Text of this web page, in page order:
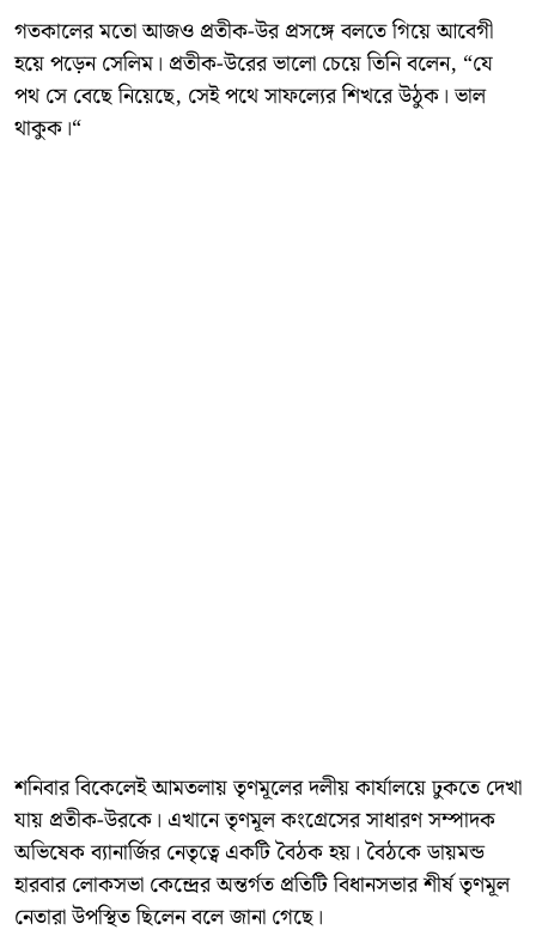
গতকালের মতো আজও প্রতীক-উর প্রসঙ্গে বলতে গিয়ে আবেগী
হয়ে পড়েন সেলিম। প্রতীক-উরের ভালো চেয়ে তিনি বলেন, “যে
পথ সে বেছে নিয়েছে, সেই পথে সাফল্যের শিখরে উঠুক। ভাল
থাকুক।“
শনিবার বিকেলেই আমতলায় তৃণমূলের দলীয় কার্যালয়ে ঢুকতে দেখা
যায় প্রতীক-উরকে। এখানে তৃণমূল কংগ্রেসের সাধারণ সম্পাদক
অভিষেক ব্যানার্জির নেতৃত্বে একটি বৈঠক হয়। বৈঠকে ডায়মন্ড
হারবার লোকসভা কেন্দ্রের অন্তর্গত প্রতিটি বিধানসভার শীর্ষ তৃণমূল
নেতারা উপস্থিত ছিলেন বলে জানা গেছে।